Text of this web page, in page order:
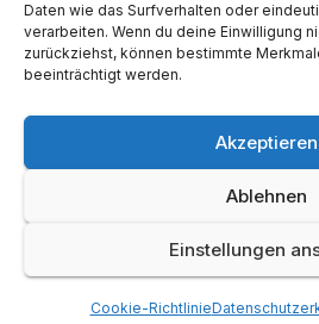
Daten wie das Surfverhalten oder
verarbeiten. Wenn du deine Einwilligung
zurückziehst, können bestimmte
beeinträchtigt werden.
Akzeptieren
Ablehnen
Einstellungen
Cookie-Richtlinie
News